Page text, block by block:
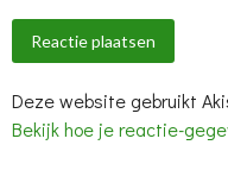
Deze website gebruikt
Bekijk hoe je reactie-